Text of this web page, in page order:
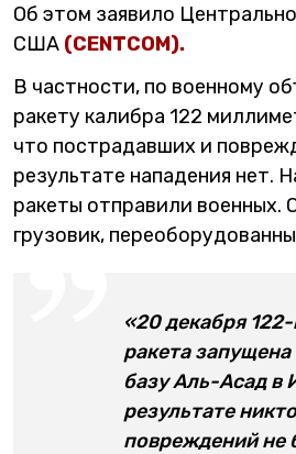
Об этом заявило
США (CENTCOM).
В частности, по военному
ракету калибра 122
что пострадавших и
результате нападения нет.
ракеты отправили военных.
грузовик,
«20 декабря
ракета
базу Аль-Асад в
результате
повреждений не